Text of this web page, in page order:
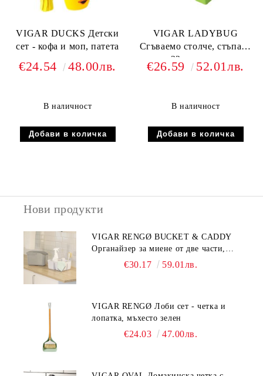
VIGAR DUCKS Детски
сет - кофа и моп, патета
€24.54 48.00лв.
В наличност
VIGAR LADYBUG
Сгъваемо столче, стъпало
32см, зелен
€26.59 52.01лв.
В наличност
Нови продукти
VIGAR RENGØ BUCKET & CADDY
Органайзер за миене от две части,
€30.17 59.01лв.
VIGAR RENGØ Лоби сет - четка и
лопатка, мъхесто зелен
€24.03 47.00лв.